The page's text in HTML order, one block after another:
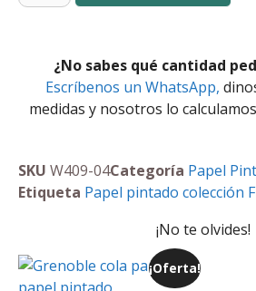
¿No sabes qué cantidad
Escríbenos un WhatsApp,
medidas y nosotros lo
SKU W409-04Categoría Papel
Etiqueta Papel pintado colección
¡No te olvides!
¡Oferta!